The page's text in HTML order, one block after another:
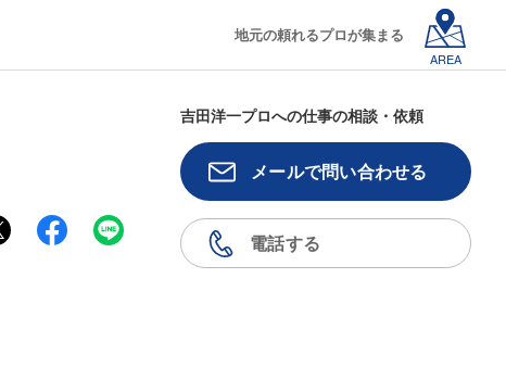
地元の頼れるプロが集まる
AREA
吉田洋一プロへの仕事の相談・依頼
メールで問い合わせる
電話する